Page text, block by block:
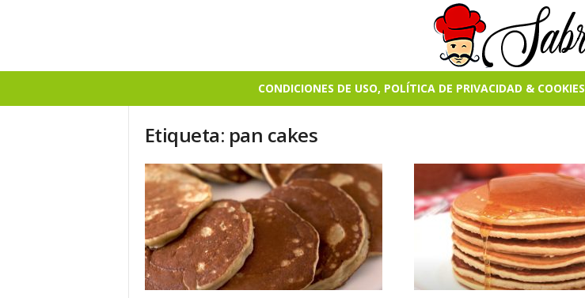
CONDICIONES DE USO, POLÍTICA DE PRIVACIDAD & COOKIES
Etiqueta: pan cakes